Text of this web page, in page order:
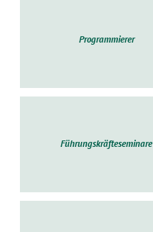
Programmierer
Führungskräfteseminare